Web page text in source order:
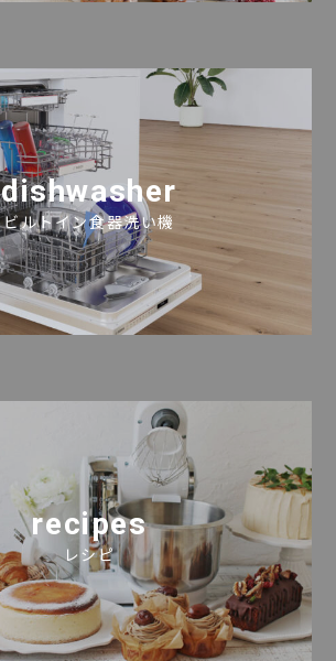
dishwasher
ビルトイン食器洗い機
recipes
レシピ